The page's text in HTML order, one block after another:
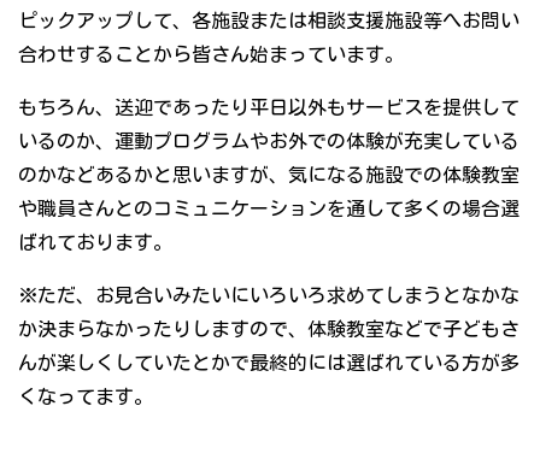
ピックアップして、各施設または相談支援施設等へお問い
合わせすることから皆さん始まっています。
もちろん、送迎であったり平日以外もサービスを提供して
いるのか、運動プログラムやお外での体験が充実している
のかなどあるかと思いますが、気になる施設での体験教室
や職員さんとのコミュニケーションを通して多くの場合選
ばれております。
※ただ、お見合いみたいにいろいろ求めてしまうとなかな
か決まらなかったりしますので、体験教室などで子どもさ
んが楽しくしていたとかで最終的には選ばれている方が多
くなってます。